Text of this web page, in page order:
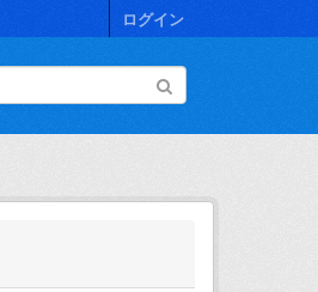
ログイン